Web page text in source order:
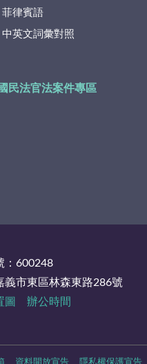
菲律賓語
中英文詞彙對照
國民法官法案件專區
：600248
義市東區林森東路286號
圖
辦公時間